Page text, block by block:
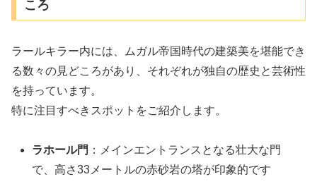
ころ
ラールキラー内には、ムガル帝国時代の建築美を堪能でき
る数々の見どころがあり、それぞれが独自の歴史と芸術性
を持っています。
特に注目すべきスポットをご紹介します。
ラホール門 ：メインエントランスとなる壮大な門
で、高さ33メートルの赤砂岩の塔が印象的です